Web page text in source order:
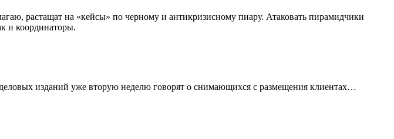
растащат на «кейсы» по черному и антикризисному пиару. Атаковать пирамидчики
и координаторы.
изданий уже вторую неделю говорят о снимающихся с размещения клиентах…